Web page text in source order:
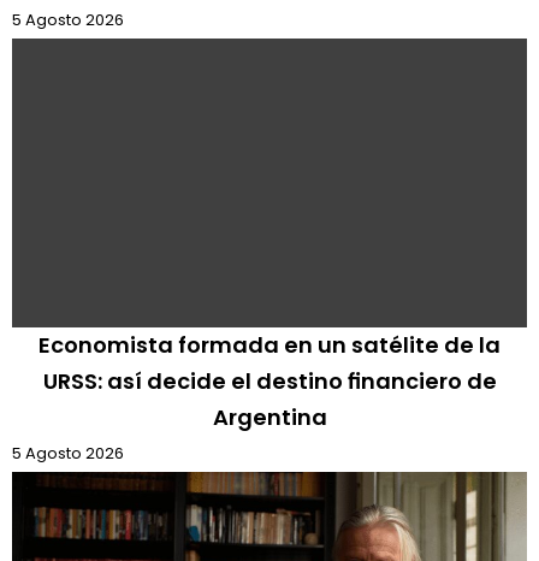
5 Agosto 2026
Economista formada en un satélite de la
URSS: así decide el destino financiero de
Argentina
5 Agosto 2026